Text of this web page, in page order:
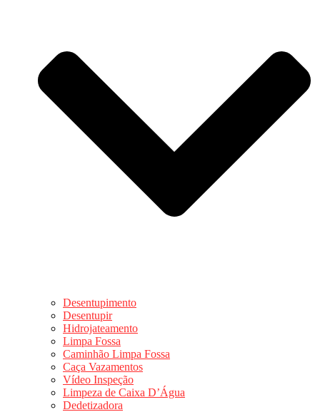
Desentupimento
Desentupir
Hidrojateamento
Limpa Fossa
Caminhão Limpa Fossa
Caça Vazamentos
Vídeo Inspeção
Limpeza de Caixa D’Água
Dedetizadora